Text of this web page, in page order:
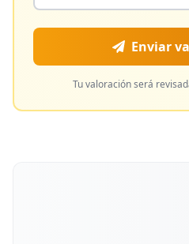
Enviar
Tu valoración será